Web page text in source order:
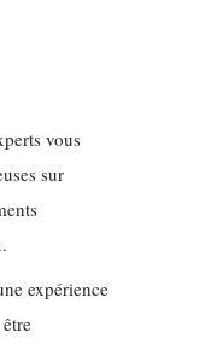
vous
sur
expérience